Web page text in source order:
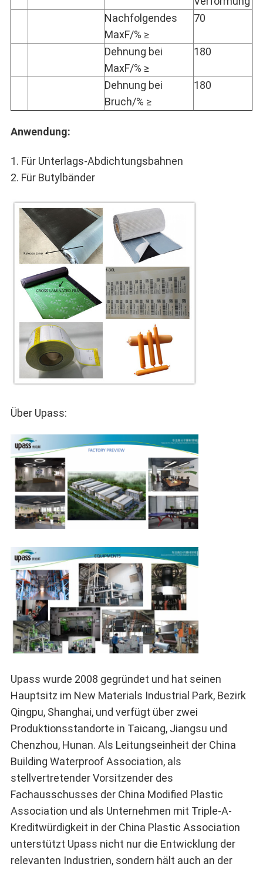
Nachfolgendes
MaxF/% ≥
70
Dehnung bei
MaxF/% ≥
180
Dehnung bei
Bruch/% ≥
180
Anwendung:
1. Für Unterlags-Abdichtungsbahnen
2. Für Butylbänder
Über Upass:
Upass wurde 2008 gegründet und hat seinen
Hauptsitz im New Materials Industrial Park, Bezirk
Qingpu, Shanghai, und verfügt über zwei
Produktionsstandorte in Taicang, Jiangsu und
Chenzhou, Hunan. Als Leitungseinheit der China
Building Waterproof Association, als
stellvertretender Vorsitzender des
Fachausschusses der China Modified Plastic
Association und als Unternehmen mit Triple-A-
Kreditwürdigkeit in der China Plastic Association
unterstützt Upass nicht nur die Entwicklung der
relevanten Industrien, sondern hält auch an der